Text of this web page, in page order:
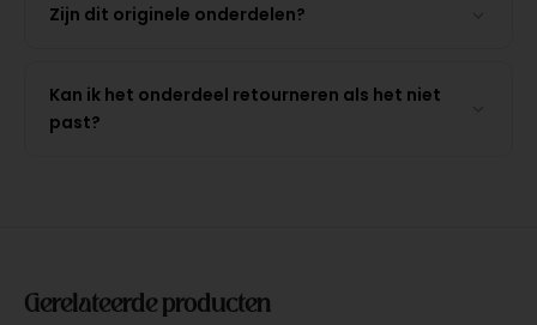
Zijn dit originele onderdelen?
Kan ik het onderdeel retourneren als het niet
past?
Gerelateerde producten